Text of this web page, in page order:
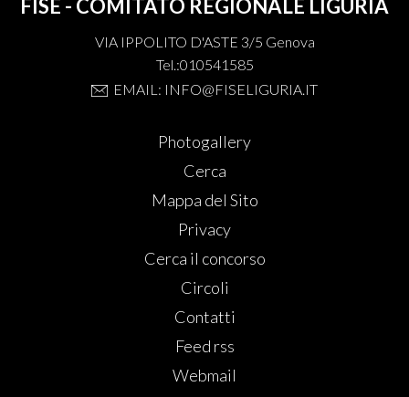
FISE - COMITATO REGIONALE LIGURIA
VIA IPPOLITO D'ASTE 3/5 Genova
Tel.:010541585
EMAIL: INFO@FISELIGURIA.IT
Photogallery
Cerca
Mappa del Sito
Privacy
Cerca il concorso
Circoli
Contatti
Feed rss
Webmail